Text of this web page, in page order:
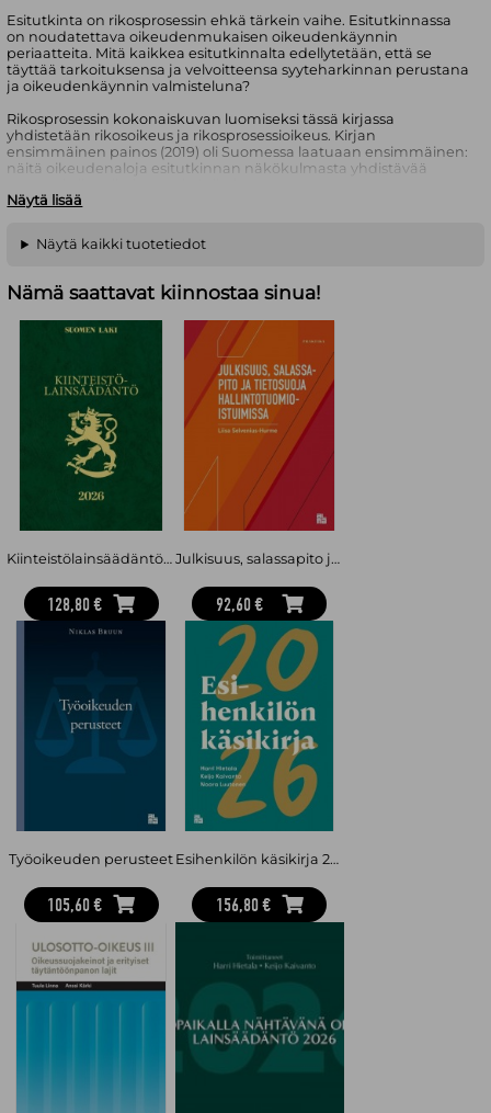
Esitutkinta on rikosprosessin ehkä tärkein vaihe. Esitutkinnassa
on noudatettava oikeudenmukaisen oikeudenkäynnin
periaatteita. Mitä kaikkea esitutkinnalta edellytetään, että se
täyttää tarkoituksensa ja velvoitteensa syyteharkinnan perustana
ja oikeudenkäynnin valmisteluna?
Rikosprosessin kokonaiskuvan luomiseksi tässä kirjassa
yhdistetään rikosoikeus ja rikosprosessioikeus. Kirjan
ensimmäinen painos (2019) oli Suomessa laatuaan ensimmäinen:
näitä oikeudenaloja esitutkinnan näkökulmasta yhdistävää
kauttaaltaan tarkistettu ja ajantasaistettu.
rikosprosessi on löytänyt muotonsa yli 20-vuotisen opetustyön
tuloksena. Teos on käyttökelpoinen sekä alan perustietojen
hankkimiseen että tietämyksen täydentämiseen ja
ajantasaistamiseen.
Dosentti Satu Rantaeskola (OTT, VT) on rikosoikeuden ja
rikosprosessioikeuden asiantuntija. Hän on toiminut lähes koko
virkauransa rikosasioiden parissa ja muodostanut laajan
kokonaiskuvan rikosprosessin kehittämiskohteista ja
onnistuneista malleista. Rantaeskola toimii rikos- ja
prosessioikeuden yliopettajana Poliisiammattikorkeakoulussa.
Aikaisemmin hän on työskennellyt mm. syyttäjänä,
asianajotehtävissä ja oikeuslaitoksessa.
Näytä lisää
Näytä kaikki tuotetiedot
Nämä saattavat kiinnostaa sinua!
Kiinteistölainsäädäntö 2026
128,80 €
Julkisuus, salassapito ja tietosuoja hallintotuomioistuimissa
92,60 €
Työoikeuden perusteet
105,60 €
Esihenkilön käsikirja 2026
156,80 €